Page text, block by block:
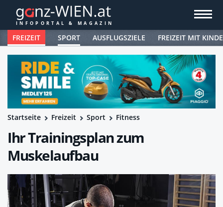
FREIZEIT SPORT AUSFLUGSZIELE FREIZEIT MIT
Startseite Freizeit Sport Fitness
Ihr Trainingsplan zum
Muskelaufbau